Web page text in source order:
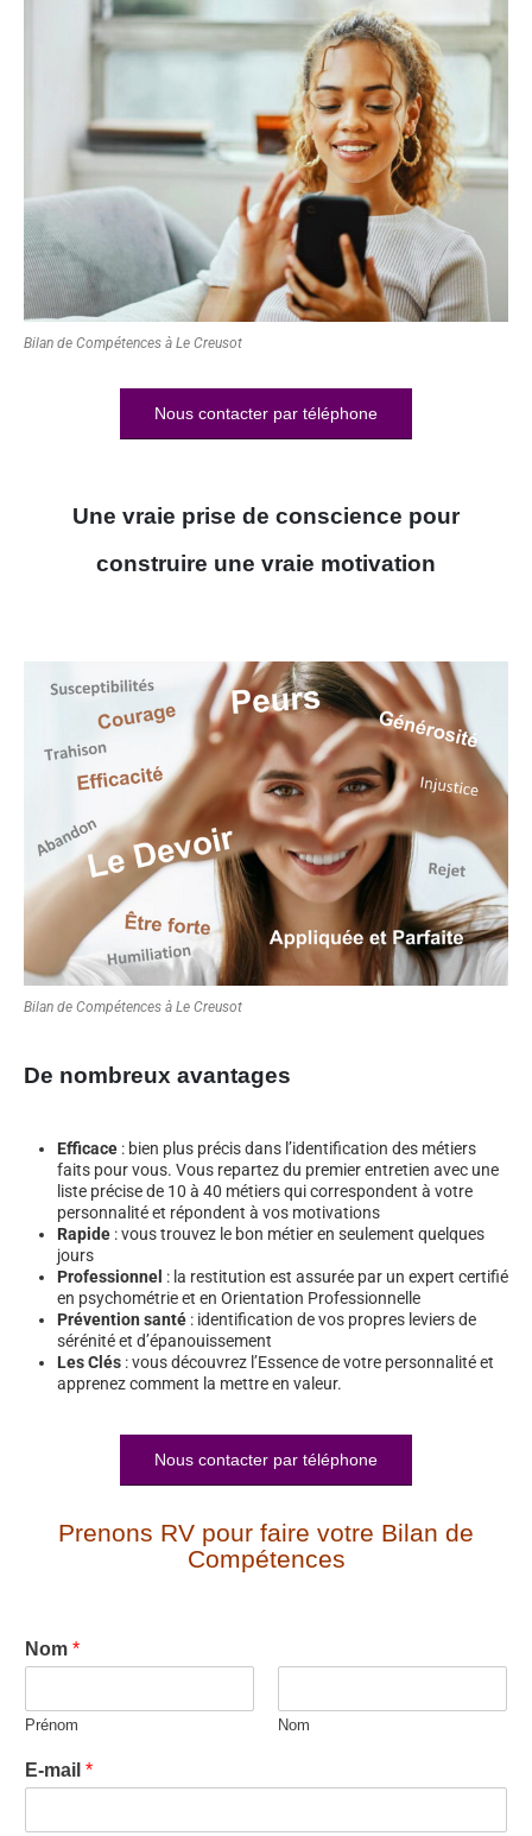
Bilan de Compétences à Le Creusot
Nous contacter par téléphone
Une vraie prise de conscience pour
construire une vraie motivation
Bilan de Compétences à Le Creusot
De nombreux avantages
Efficace : bien plus précis dans l’identification des métiers
faits pour vous. Vous repartez du premier entretien avec une
liste précise de 10 à 40 métiers qui correspondent à votre
personnalité et répondent à vos motivations
Rapide : vous trouvez le bon métier en seulement quelques
jours
Professionnel : la restitution est assurée par un expert certifié
en psychométrie et en Orientation Professionnelle
Prévention santé : identification de vos propres leviers de
sérénité et d’épanouissement
Les Clés : vous découvrez l’Essence de votre personnalité et
apprenez comment la mettre en valeur.
Nous contacter par téléphone
Prenons RV pour faire votre Bilan de
Compétences
Nom *
Prénom Nom
E-mail *